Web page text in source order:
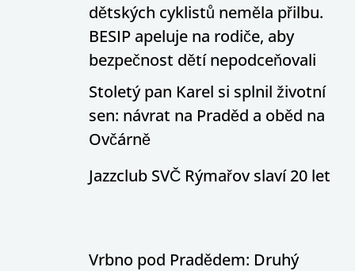
dětských cyklistů neměla přilbu.
BESIP apeluje na rodiče, aby
bezpečnost dětí nepodceňovali
Stoletý pan Karel si splnil životní
sen: návrat na Praděd a oběd na
Ovčárně
Jazzclub SVČ Rýmařov slaví 20 let
Vrbno pod Pradědem: Druhý